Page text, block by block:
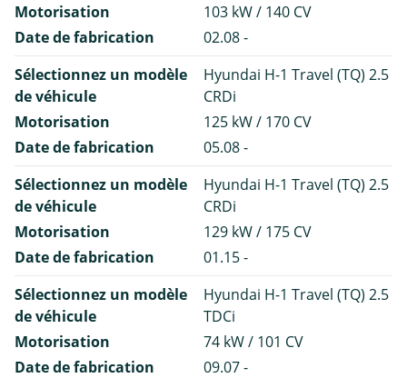
Motorisation
103 kW / 140 CV
Date de fabrication
02.08 -
Sélectionnez un modèle
de véhicule
Hyundai H-1 Travel (TQ) 2.5
CRDi
Motorisation
125 kW / 170 CV
Date de fabrication
05.08 -
Sélectionnez un modèle
de véhicule
Hyundai H-1 Travel (TQ) 2.5
CRDi
Motorisation
129 kW / 175 CV
Date de fabrication
01.15 -
Sélectionnez un modèle
de véhicule
Hyundai H-1 Travel (TQ) 2.5
TDCi
Motorisation
74 kW / 101 CV
Date de fabrication
09.07 -